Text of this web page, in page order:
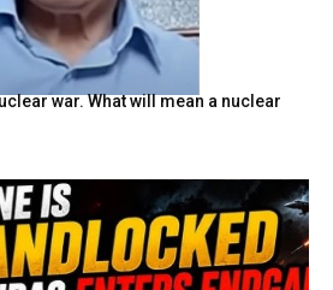
war. What will mean a nuclear